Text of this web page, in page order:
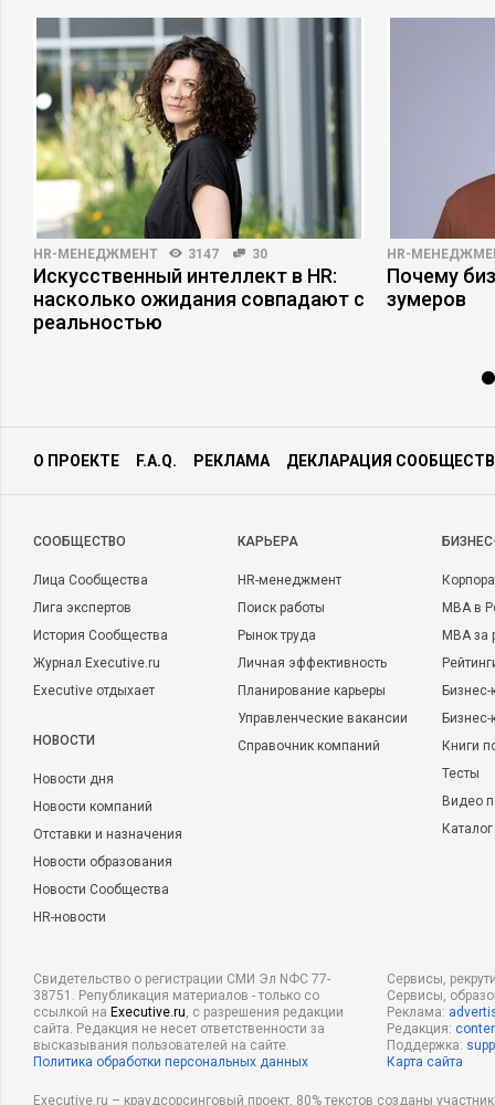
HR-МЕНЕДЖМЕНТ 3147 30
Искусственный интеллект в HR:
насколько ожидания совпадают с
реальностью
HR-
Почему
зумеров
О ПРОЕКТЕ F.A.Q. РЕКЛАМА ДЕКЛАРАЦИЯ
CООБЩЕСТВО
Лица Сообщества
Лига экспертов
История Сообщества
Журнал Executive.ru
Executive отдыхает
НОВОСТИ
Новости дня
Новости компаний
Отставки и назначения
Новости образования
Новости Сообщества
HR-новости
КАРЬЕРА
HR-менеджмент
Поиск работы
Рынок труда
Личная эффективность
Планирование карьеры
Управленческие вакансии
Справочник компаний
MBA в
MBA
Бизнес-
Книги
Тесты
Видео
Свидетельство о регистрации СМИ Эл NФС 77-
38751. Републикация материалов - только со
ссылкой на Executive.ru, с разрешения редакции
сайта. Редакция не несет ответственности за
высказывания пользователей на сайте.
Политика обработки персональных данных
Сервисы,
Сервисы,
Реклама:
Редакция:
Поддержка:
Карта сайта
Executive.ru – краудсорсинговый проект, 80% текстов созданы